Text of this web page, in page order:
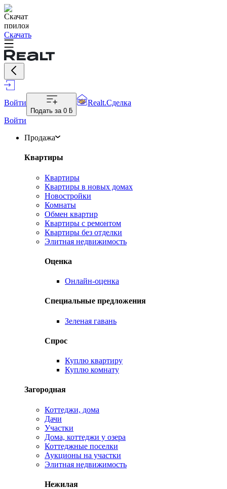
Скачать
Войти
Подать за 0 ƃ
Realt.Сделка
Войти
Продажа
Квартиры
Квартиры
Квартиры в новых домах
Новостройки
Комнаты
Обмен квартир
Квартиры с ремонтом
Квартиры без отделки
Элитная недвижимость
Оценка
Онлайн-оценка
Специальные предложения
Зеленая гавань
Спрос
Куплю квартиру
Куплю комнату
Загородная
Коттеджи, дома
Дачи
Участки
Дома, коттеджи у озера
Коттеджные поселки
Аукционы на участки
Элитная недвижимость
Нежилая